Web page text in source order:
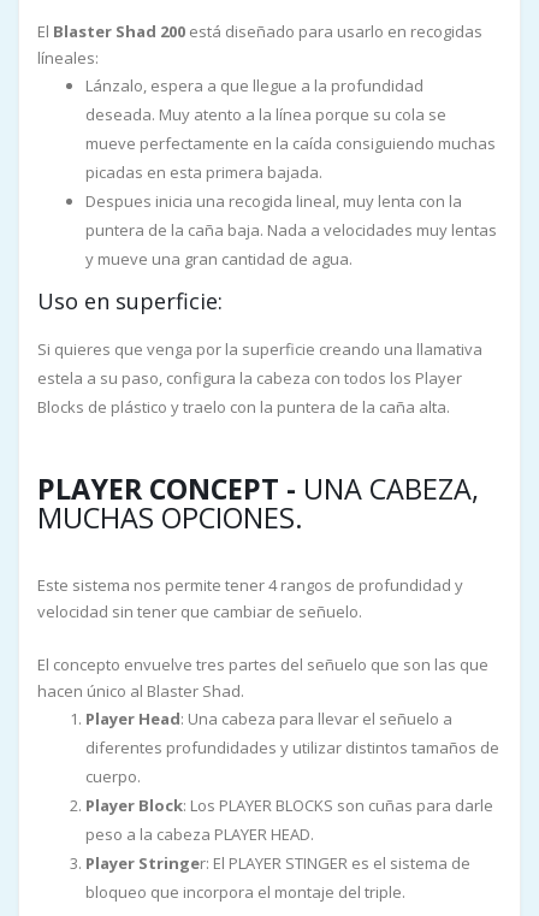
El Blaster Shad 200 está diseñado para usarlo en recogidas
líneales:
Lánzalo, espera a que llegue a la profundidad
deseada. Muy atento a la línea porque su cola se
mueve perfectamente en la caída consiguiendo muchas
picadas en esta primera bajada.
Despues inicia una recogida lineal, muy lenta con la
puntera de la caña baja. Nada a velocidades muy lentas
y mueve una gran cantidad de agua.
Uso en superficie:
Si quieres que venga por la superficie creando una llamativa
estela a su paso, configura la cabeza con todos los Player
Blocks de plástico y traelo con la puntera de la caña alta.
PLAYER CONCEPT - UNA CABEZA,
MUCHAS OPCIONES.
Este sistema nos permite tener 4 rangos de profundidad y
velocidad sin tener que cambiar de señuelo.
El concepto envuelve tres partes del señuelo que son las que
hacen único al Blaster Shad.
Player Head: Una cabeza para llevar el señuelo a
diferentes profundidades y utilizar distintos tamaños de
cuerpo.
Player Block: Los PLAYER BLOCKS son cuñas para darle
peso a la cabeza PLAYER HEAD.
Player Stringer: El PLAYER STINGER es el sistema de
bloqueo que incorpora el montaje del triple.